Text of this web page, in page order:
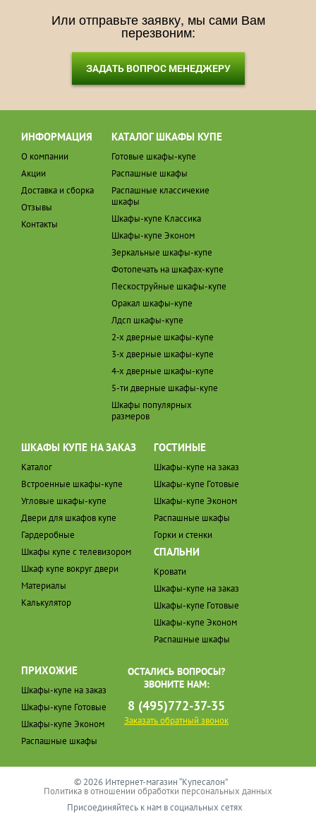
Или отправьте заявку, мы сами Вам
перезвоним:
ЗАДАТЬ ВОПРОС МЕНЕДЖЕРУ
ИНФОРМАЦИЯ
О компании
Акции
Доставка и сборка
Отзывы
Контакты
КАТАЛОГ ШКАФЫ КУПЕ
Готовые шкафы-купе
Распашные шкафы
Распашные классичекие
шкафы
Шкафы-купе Классика
Шкафы-купе Эконом
Зеркальные шкафы-купе
Фотопечать на шкафах-купе
Пескоструйные шкафы-купе
Оракал шкафы-купе
Лдсп шкафы-купе
2-х дверные шкафы-купе
3-х дверные шкафы-купе
4-х дверные шкафы-купе
5-ти дверные шкафы-купе
Шкафы популярных
размеров
ШКАФЫ КУПЕ НА ЗАКАЗ
Каталог
Встроенные шкафы-купе
Угловые шкафы-купе
Двери для шкафов купе
Гардеробные
Шкафы купе с телевизором
Шкаф купе вокруг двери
Материалы
Калькулятор
ГОСТИНЫЕ
Шкафы-купе на заказ
Шкафы-купе Готовые
Шкафы-купе Эконом
Распашные шкафы
Горки и стенки
СПАЛЬНИ
Кровати
Шкафы-купе на заказ
Шкафы-купе Готовые
Шкафы-купе Эконом
Распашные шкафы
ПРИХОЖИЕ
Шкафы-купе на заказ
Шкафы-купе Готовые
Шкафы-купе Эконом
Распашные шкафы
ОСТАЛИСЬ ВОПРОСЫ?
ЗВОНИТЕ НАМ:
8 (495)772-37-35
Заказать обратный звонок
© 2026 Интернет-магазин “Купесалон”
Политика в отношении обработки персональных данных
Присоединяйтесь к нам в социальных сетях